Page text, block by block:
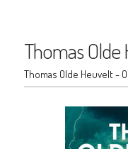
Thomas
Thomas Olde Heuvelt -